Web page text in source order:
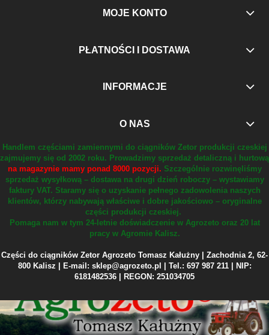
MOJE KONTO
PŁATNOŚCI I DOSTAWA
INFORMACJE
O NAS
Handlem częściami zamiennymi do ciągników Zetor produkcji czeskiej
zajmujemy się od 2002 roku. Prowadzimy sprzedaż detaliczną i hurtową
na magazynie mamy ponad 8000 pozycji. Szczególnie rozwinęliśmy
sprzedaż wysyłkową – dostawa na drugi dzień roboczy – wystawiamy
faktury VAT. Staramy się o uzyskanie pełnego zadowolenia naszych
klientów, którzy nabywają właściwe i dobre jakościowo – oryginalne
części produkcji czeskiej.
Pomaga nam w tym 24-letnie doświadczenie w Agrozeto oraz 20 lat
pracy w Agromie Kalisz.
Części do ciągników Zetor Agrozeto Tomasz Kałużny | Zachodnia 2, 62-
800 Kalisz | E-mail: sklep@agrozeto.pl | Tel.: 697 987 211 | NIP:
6181482536 | REGON: 251034705